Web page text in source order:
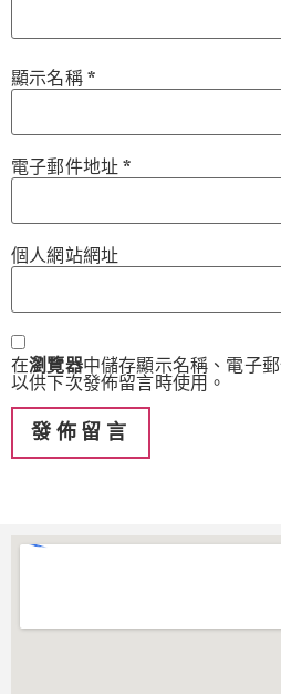
顯示名稱 *
電子郵件地址*
個人網站網址
在瀏覽器中儲存顯示名稱、電子
以供下次發佈留言時使用。